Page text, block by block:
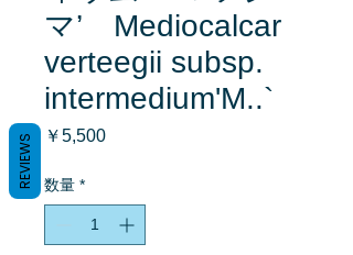
マ’ Mediocalcar
verteegii subsp.
intermedium'M..`
￥5,500価
数量 *
REVIEWS